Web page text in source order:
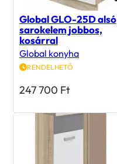
Global GLO-25D alsó
sarokelem jobbos,
kosárral
Global konyha
RENDELHETŐ
247 700